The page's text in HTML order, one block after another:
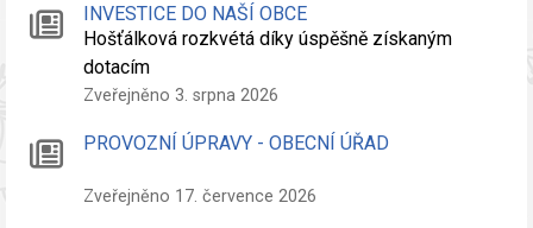
INVESTICE DO NAŠÍ OBCE
Hošťálková rozkvétá díky úspěšně získaným
dotacím
Zveřejněno 3. srpna 2026
PROVOZNÍ ÚPRAVY - OBECNÍ ÚŘAD
Zveřejněno 17. července 2026